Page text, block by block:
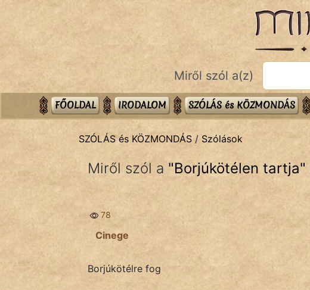
Bibliai
Közmondások
Szóláscsoportok
Miről szól a(z)
FŐOLDAL IRODALOM SZÓLÁS és KÖZMONDÁS
SZÓLÁS és KÖZMONDÁS / Szólások
Miről szól a "Borjúkötélen tartja"
78
Cinege
Borjúkötélre fog